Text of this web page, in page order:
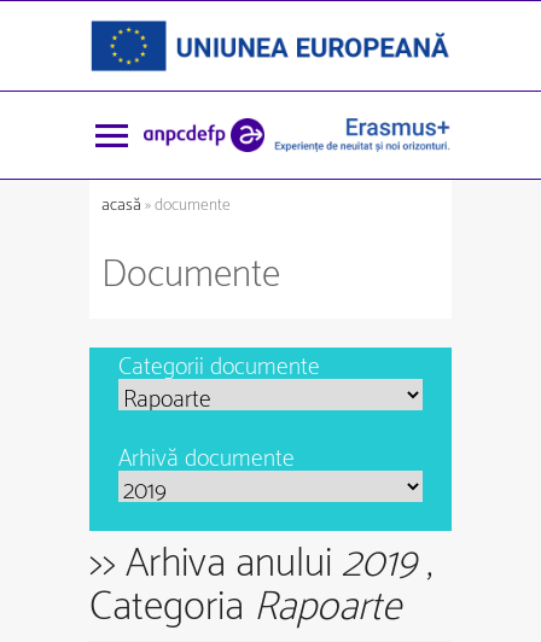
acasă» documente
Documente
Categorii documente
Arhivă documente
>> Arhiva anului2019,
Categoria Rapoarte